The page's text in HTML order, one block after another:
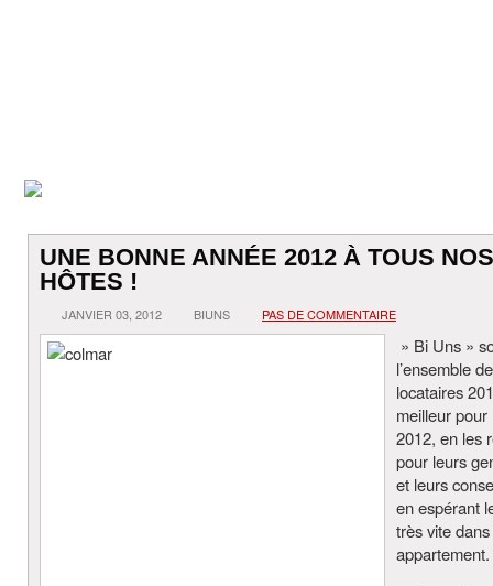
UNE BONNE ANNÉE 2012 À TOUS NOS
HÔTES !
JANVIER 03, 2012 BIUNS PAS DE COMMENTAIRE
» Bi Uns »
l’ensemble
locataires
meilleur pour
2012, en les
pour leurs
et leurs
en espérant
très vite
appartement.